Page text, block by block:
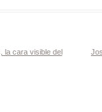
la cara visible del